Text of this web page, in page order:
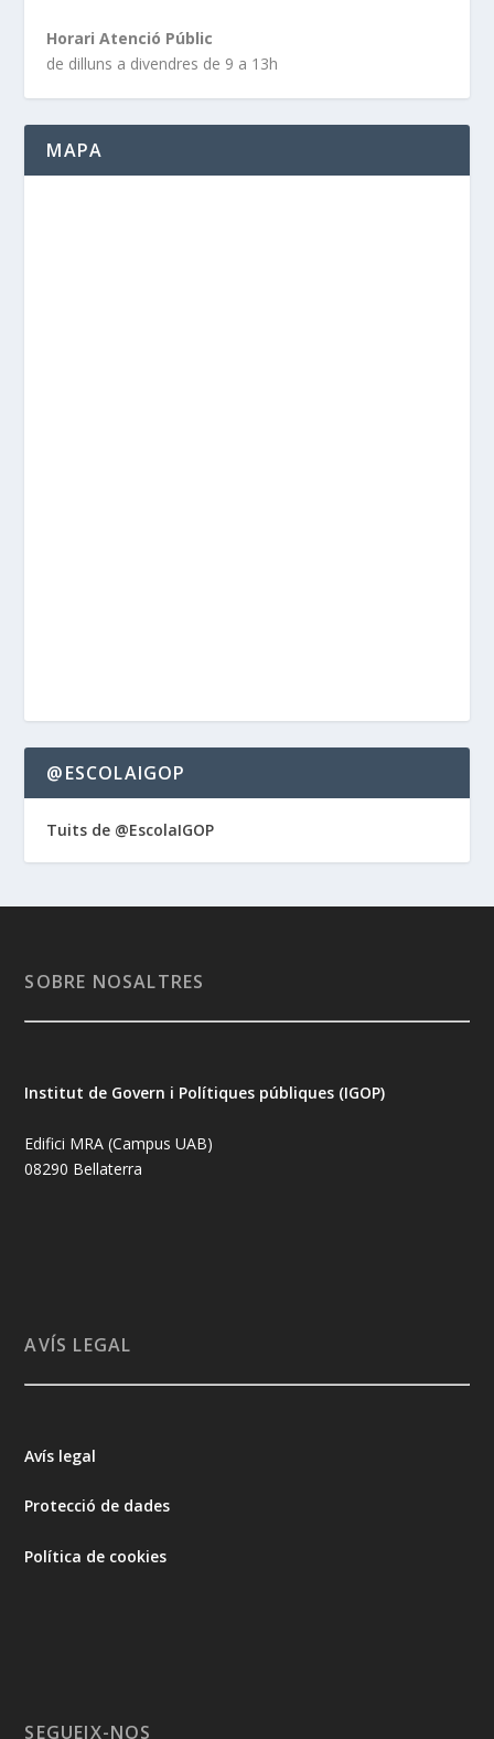
Horari Atenció Públic
de dilluns a divendres de 9 a 13h
MAPA
@ESCOLAIGOP
Tuits de @EscolaIGOP
SOBRE NOSALTRES
Institut de Govern i Polítiques públiques (IGOP)
Edifici MRA (Campus UAB)
08290 Bellaterra
AVÍS LEGAL
Avís legal
Protecció de dades
Política de cookies
SEGUEIX-NOS